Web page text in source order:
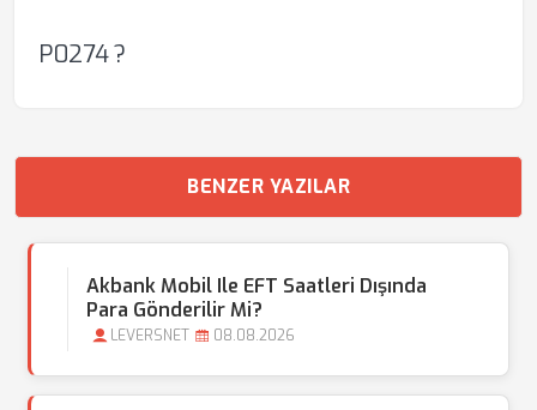
P0274 ?
BENZER YAZILAR
Akbank Mobil Ile EFT Saatleri Dışında
Para Gönderilir Mi?
LEVERSNET 08.08.2026